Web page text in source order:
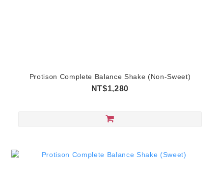
Protison Complete Balance Shake (Non-Sweet)
NT$1,280